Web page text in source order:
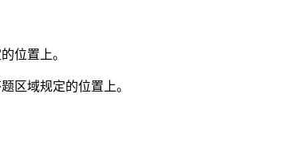
位置上。
区域规定的位置上。